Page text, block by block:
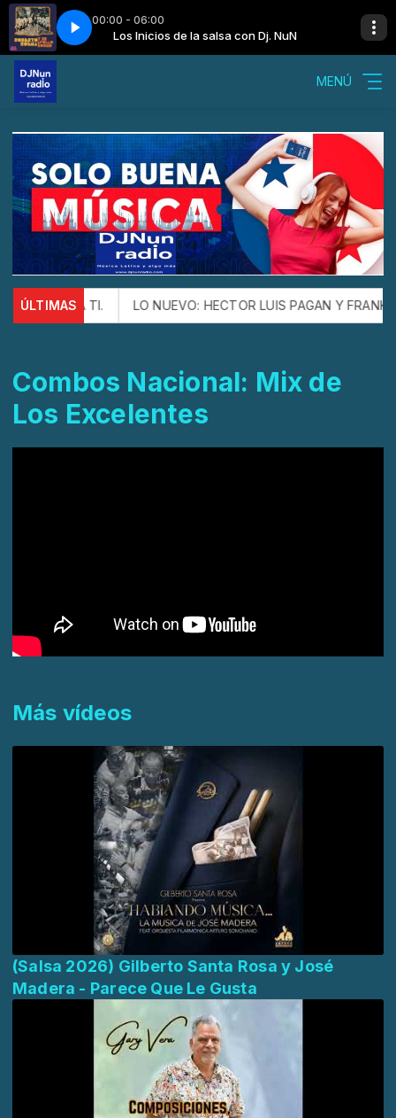
00:00 - 06:00
Dj. NuN Los Inicios de la salsa con Dj. NuN
sin guapo Roberto Roena - El barrio sin guapo
MENÚ
ÚLTIMAS
CHA PA TI. LO NUEVO: HECTOR LUIS PAGAN Y FRANKIE
Combos Nacional: Mix de
Los Excelentes
Más vídeos
(Salsa 2026) Gilberto Santa Rosa y José
Madera - Parece Que Le Gusta